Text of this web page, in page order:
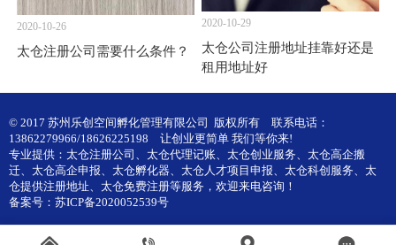
2020-10-26
太仓注册公司需要什么条件？
2020-10-29
太仓公司注册地址挂靠好还是
租用地址好
© 2017 苏州乐创空间孵化管理有限公司 版权所有
联系电话：
13862279966/18626225198
让创业更简单 我们等你来!
专业提供： 太仓注册公司 、 太仓代理记账、 太仓创业服务、 太仓高企搬
迁、 太仓高企申报、 太仓孵化器、 太仓人才项目申报、 太仓科创服务、 太
仓提供注册地址、 太仓免费注册等服务，欢迎来电咨询！
备案号： 苏ICP备2020052539号